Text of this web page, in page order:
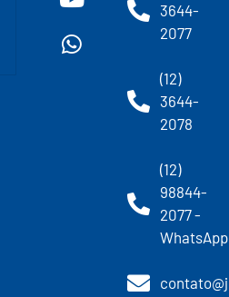
3644-
2077
(12)
3644-
2078
(12)
98844-
2077 -
WhatsApp